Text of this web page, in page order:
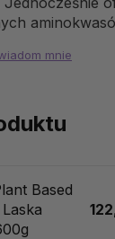
mnie
Based